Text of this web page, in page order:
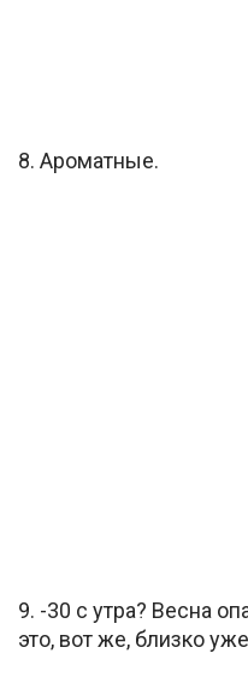
8. Ароматные.
9. -30 с утра? Весна
это, вот же, близко